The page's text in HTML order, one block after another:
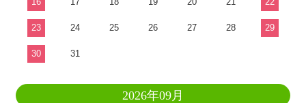
23 24 25 26 27 28 29
30 31
2026年09月